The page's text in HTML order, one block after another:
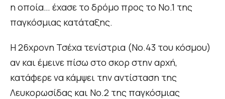
η οποία… έχασε το δρόμο προς το Νο.1 της
παγκόσμιας κατάταξης.
Η 26χρονη Τσέχα τενίστρια (Νο.43 του κόσμου)
αν και έμεινε πίσω στο σκορ στην αρχή,
κατάφερε να κάμψει την αντίσταση της
Λευκορωσίδας και Νο.2 της παγκόσμιας